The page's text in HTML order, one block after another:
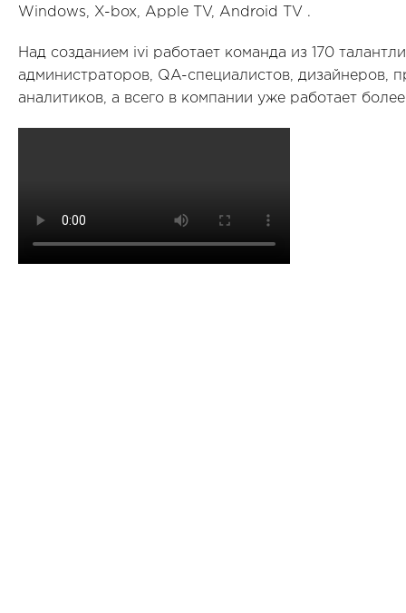
Windows, X-box, Apple TV, Android TV .
Над созданием ivi работает команда из 170
администраторов, QA-специалистов, дизайнеров,
аналитиков, а всего в компании уже работает